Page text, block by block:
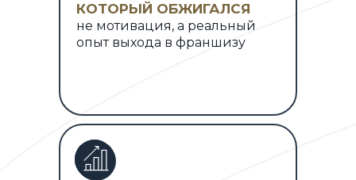
КОТОРЫЙ ОБЖИГАЛСЯ
не мотивация, а реальный
опыт выхода в франшизу